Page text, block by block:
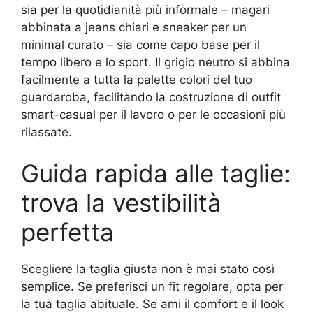
sia per la quotidianità più informale – magari
abbinata a jeans chiari e sneaker per un
minimal curato – sia come capo base per il
tempo libero e lo sport. Il grigio neutro si abbina
facilmente a tutta la palette colori del tuo
guardaroba, facilitando la costruzione di outfit
smart-casual per il lavoro o per le occasioni più
rilassate.
Guida rapida alle taglie:
trova la vestibilità
perfetta
Scegliere la taglia giusta non è mai stato così
semplice. Se preferisci un fit regolare, opta per
la tua taglia abituale. Se ami il comfort e il look